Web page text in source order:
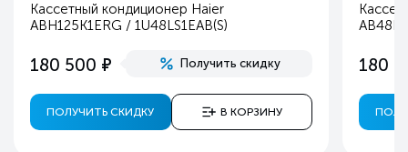
Кассетный кондиционер Haier
ABH125K1ERG / 1U48LS1EAB(S)
180 500 е Получить скидку
ПОЛУЧИТЬ СКИДКУ В КОРЗИНУ
180